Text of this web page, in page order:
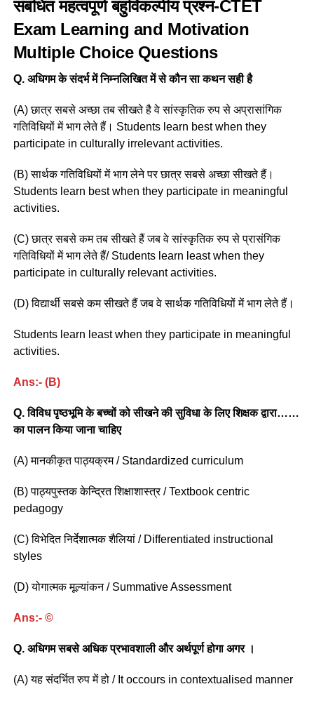
संबंधित महत्वपूर्ण बहुविकल्पीय प्रश्न-CTET
Exam Learning and Motivation
Multiple Choice Questions
Q. अधिगम के संदर्भ में निम्नलिखित में से कौन सा कथन सही है
(A) छात्र सबसे अच्छा तब सीखते है वे सांस्कृतिक रुप से अप्रासांगिक
गतिविधियों में भाग लेते हैं। Students learn best when they
participate in culturally irrelevant activities.
(B) सार्थक गतिविधियों में भाग लेने पर छात्र सबसे अच्छा सीखते हैं।
Students learn best when they participate in meaningful
activities.
(C) छात्र सबसे कम तब सीखते हैं जब वे सांस्कृतिक रुप से प्रासंगिक
गतिविधियों में भाग लेते हैं/ Students learn least when they
participate in culturally relevant activities.
(D) विद्यार्थी सबसे कम सीखते हैं जब वे सार्थक गतिविधियों में भाग लेते हैं।
Students learn least when they participate in meaningful
activities.
Ans:- (B)
Q. विविध पृष्ठभूमि के बच्चों को सीखने की सुविधा के लिए शिक्षक द्वारा……
का पालन किया जाना चाहिए
(A) मानकीकृत पाठ्यक्रम / Standardized curriculum
(B) पाठ्यपुस्तक केन्द्रित शिक्षाशास्त्र / Textbook centric
pedagogy
(C) विभेदित निर्देशात्मक शैलियां / Differentiated instructional
styles
(D) योगात्मक मूल्यांकन / Summative Assessment
Ans:- ©
Q. अधिगम सबसे अधिक प्रभावशाली और अर्थपूर्ण होगा अगर ।
(A) यह संदर्भित रुप में हो / It occours in contextualised manner